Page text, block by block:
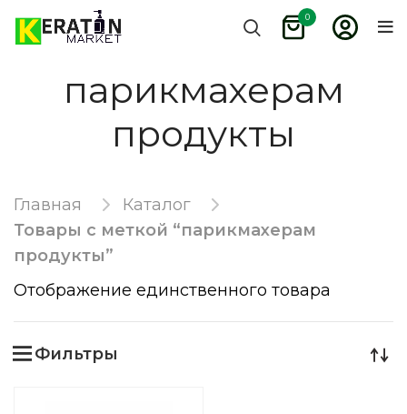
0
парикмахерам
продукты
Главная
Каталог
Товары с меткой “парикмахерам
продукты”
Отображение единственного товара
Фильтры